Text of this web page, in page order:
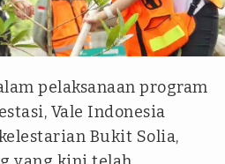
pelaksanaan program
Vale Indonesia
Bukit Solia,